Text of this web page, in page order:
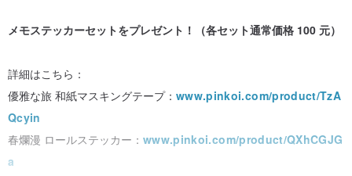
メモステッカーセットをプレゼント！（各セット通常価格 100 元）
詳細はこちら：
優雅な旅 和紙マスキングテープ： www.pinkoi.com/product/TzA
Qcyin
春爛漫 ロールステッカー： www.pinkoi.com/product/QXhCGJG
a